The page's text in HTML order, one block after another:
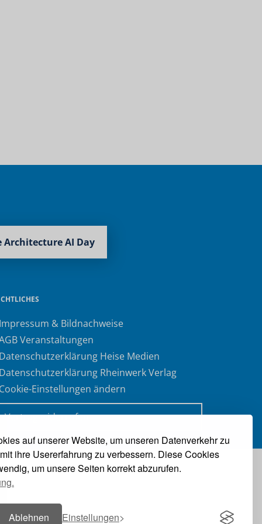
auf unserer Website, um unseren Datenverkehr zu
ihre Usererfahrung zu verbessern. Diese Cookies
um unsere Seiten korrekt abzurufen.
Ablehnen Einstellungen
Architecture AI Day
& Bildnachweise
Veranstaltungen
Heise Medien
Rheinwerk Verlag
Einstellungen ändern
Vertrag widerrufen